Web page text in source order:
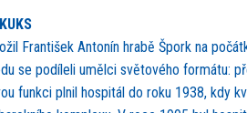
František Antonín hrabě Špork na
se podíleli umělci světového formátu:
funkci plnil hospitál do roku 1938, kdy